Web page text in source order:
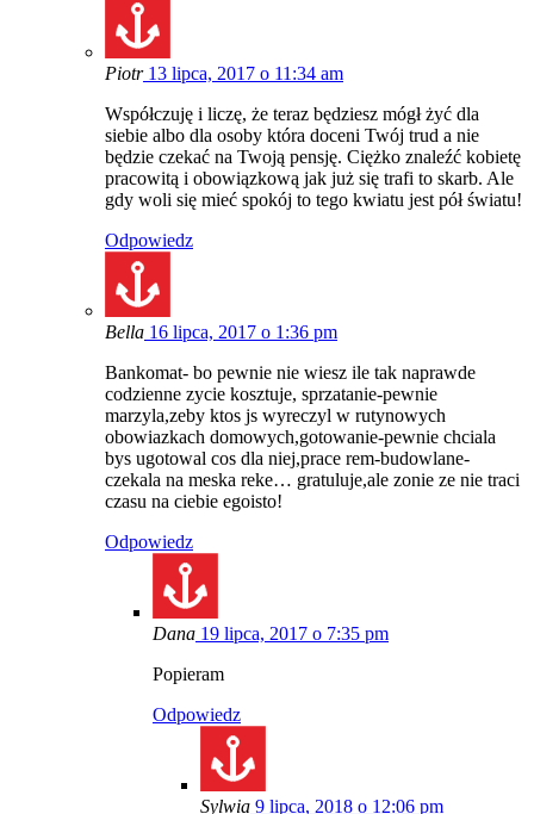
Piotr13 lipca, 2017 o 11:34 am
Współczuję i liczę, że teraz będziesz mógł żyć dla
siebie albo dla osoby która doceni Twój trud a nie
będzie czekać na Twoją pensję. Ciężko znaleźć kobietę
pracowitą i obowiązkową jak już się trafi to skarb. Ale
gdy woli się mieć spokój to tego kwiatu jest pół światu!
Odpowiedz
Bella 16 lipca, 2017 o 1:36 pm
Bankomat- bo pewnie nie wiesz ile tak naprawde
codzienne zycie kosztuje, sprzatanie-pewnie
marzyla,zeby ktos js wyreczyl w rutynowych
obowiazkach domowych,gotowanie-pewnie chciala
bys ugotowal cos dla niej,prace rem-budowlane-
czekala na meska reke… gratuluje,ale zonie ze nie traci
czasu na ciebie egoisto!
Odpowiedz
Dana 19 lipca, 2017 o 7:35 pm
Popieram
Odpowiedz
Sylwia 9 lipca, 2018 o 12:06 pm